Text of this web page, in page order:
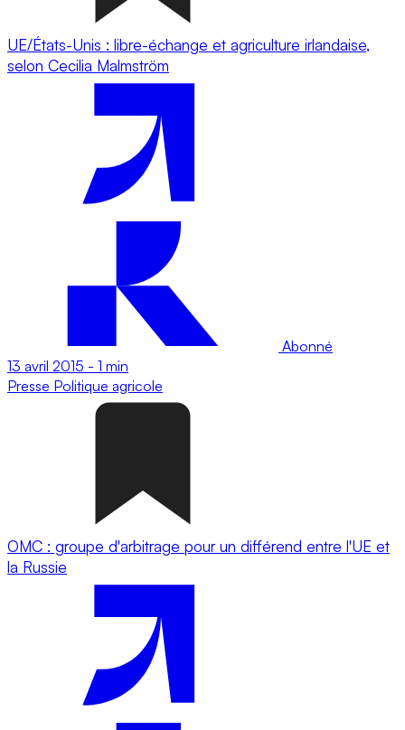
UE/États-Unis : libre-échange et agriculture irlandaise,
selon Cecilia Malmström
Abonné
13 avril 2015 - 1 min
Presse Politique agricole
OMC : groupe d'arbitrage pour un différend entre l'UE et
la Russie